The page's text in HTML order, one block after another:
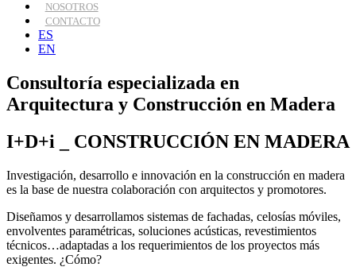
NOSOTROS
CONTACTO
ES
EN
Consultoría especializada en
Arquitectura y Construcción en Madera
I+D+i _ CONSTRUCCIÓN EN MADERA
Investigación, desarrollo e innovación en la construcción en madera
es la base de nuestra colaboración con arquitectos y promotores.
Diseñamos y desarrollamos sistemas de fachadas, celosías móviles,
envolventes paramétricas, soluciones acústicas, revestimientos
técnicos…adaptadas a los requerimientos de los proyectos más
exigentes. ¿Cómo?